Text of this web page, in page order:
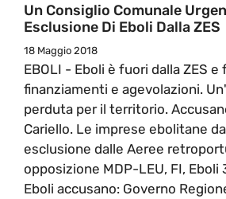
Un Consiglio Comunale
Esclusione Di Eboli Dalla ZES
18 Maggio 2018
EBOLI - Eboli è fuori dalla ZES e
finanziamenti e agevolazioni.
perduta per il territorio.
Cariello. Le imprese ebolitane
esclusione dalle Aeree
opposizione MDP-LEU, FI, Eboli
Eboli accusano: Governo